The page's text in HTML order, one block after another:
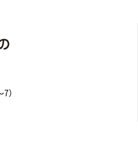
）